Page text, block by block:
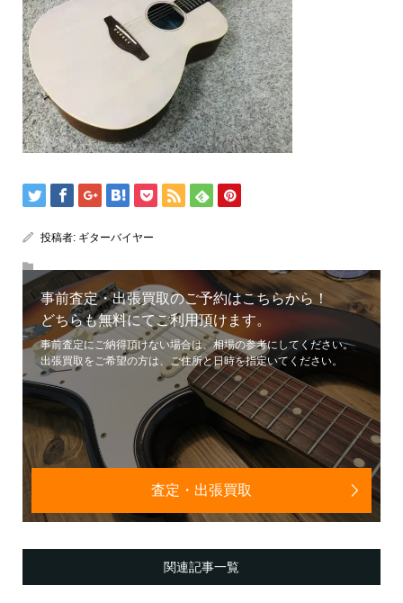
投稿者: ギターバイヤー
事前査定・出張買取のご予約はこちらから！
どちらも無料にてご利用頂けます。
事前査定にご納得頂けない場合は、相場の参考にしてください。
出張買取をご希望の方は、ご住所と日時を指定いてください。
査定・出張買取
関連記事一覧